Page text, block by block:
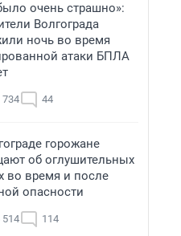
очень страшно»:
Волгограда
ночь во время
атаки БПЛА
734 44
горожане
об оглушительных
во время и после
опасности
514 114